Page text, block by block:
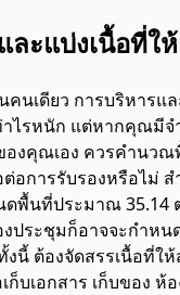
ะแบ่งเนื้อที่ใ
นเดียว การบริหารแ
าไรหนัก แต่หากคุณมี
องคุณเอง ควรคำนว
อการรับรองหรือไม่
พื้นที่ประมาณ 35.14
ประชุมก็อาจจะกำหน
งนี้ ต้องจัดสรรเนื้อที่ใ
ก็บเอกสาร เก็บของ ห้